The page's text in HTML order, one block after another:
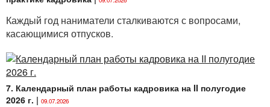
Каждый год наниматели сталкиваются с вопросами,
касающимися отпусков.
7. Календарный план работы кадровика на II полугодие
2026 г. | 09.07.2026